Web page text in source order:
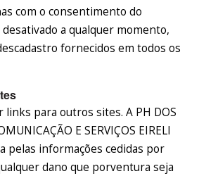
com o consentimento do
a qualquer momento,
fornecidos em todos os
para outros sites. A PH DOS
E SERVIÇOS EIRELI
pelas informações cedidas por
dano que porventura seja